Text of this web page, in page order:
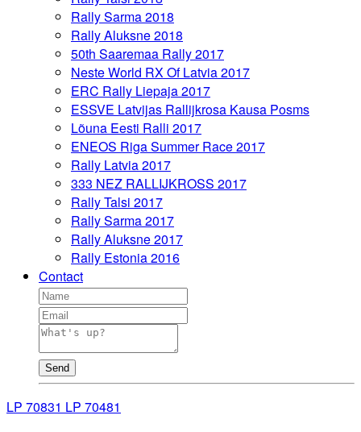
Rally Sarma 2018
Rally Aluksne 2018
50th Saaremaa Rally 2017
Neste World RX Of Latvia 2017
ERC Rally Liepaja 2017
ESSVE Latvijas Rallijkrosa Kausa Posms
Lõuna Eesti Ralli 2017
ENEOS Riga Summer Race 2017
Rally Latvia 2017
333 NEZ RALLIJKROSS 2017
Rally Talsi 2017
Rally Sarma 2017
Rally Aluksne 2017
Rally Estonia 2016
Contact
Send
LP 70831 LP 70481